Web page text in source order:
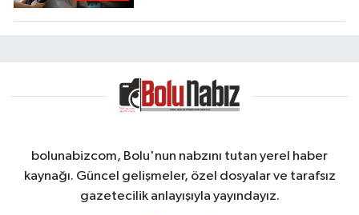
bolunabizcom, Bolu'nun nabzını tutan yerel haber
kaynağı. Güncel gelişmeler, özel dosyalar ve tarafsız
gazetecilik anlayışıyla yayındayız.